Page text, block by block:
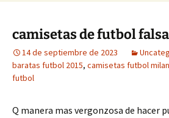
camisetas de futbol
14 de septiembre de 2023
baratas futbol 2015, camisetas futbol
futbol
Q manera mas vergonzosa de hacer